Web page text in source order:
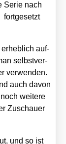
Serie nach
fort­ge­setzt
erheb­lich auf­
selbst­ver­
ver­wen­den.
auch davon
wei­te­re
Zuschau­er
und so ist